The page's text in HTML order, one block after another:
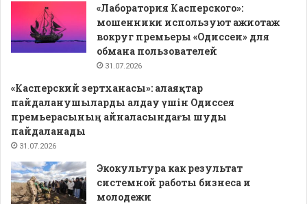
«Лаборатория Касперского»:
мошенники используют ажиотаж
вокруг премьеры «Одиссеи» для
обмана пользователей
31.07.2026
«Касперский зертханасы»: алаяқтар
пайдаланушыларды алдау үшін Одиссея
премьерасының айналасындағы шуды
пайдаланады
31.07.2026
Экокультура как результат
системной работы бизнеса и
молодежи